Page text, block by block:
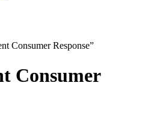
Consumer Response”
Consumer